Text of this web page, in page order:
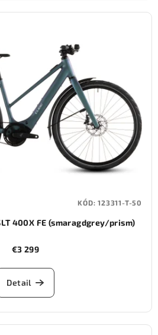
400X FE (smaragdgrey/prism)
€3 299
Detail
KÓD:123311-T-50